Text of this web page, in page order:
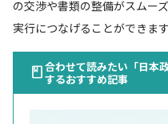
の交渉や書類の整備がスムー
実行につなげることができます
合わせて読みたい「日本
するおすすめ記事